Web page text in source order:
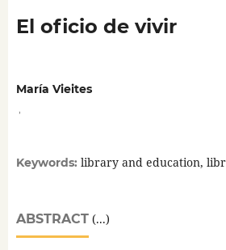
El oficio de vivir
María Vieites
Keywords: library and education,
ABSTRACT(...)